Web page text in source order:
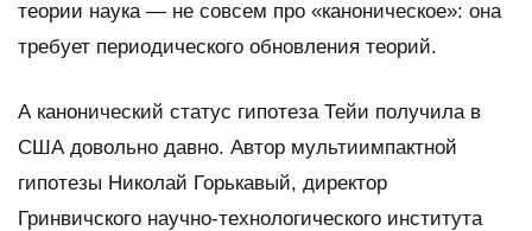
теории наука — не совсем про «каноническое»: она
требует периодического обновления теорий.
А канонический статус гипотеза Тейи получила в
США довольно давно. Автор мультиимпактной
гипотезы Николай Горькавый, директор
Гринвичского научно-технологического института